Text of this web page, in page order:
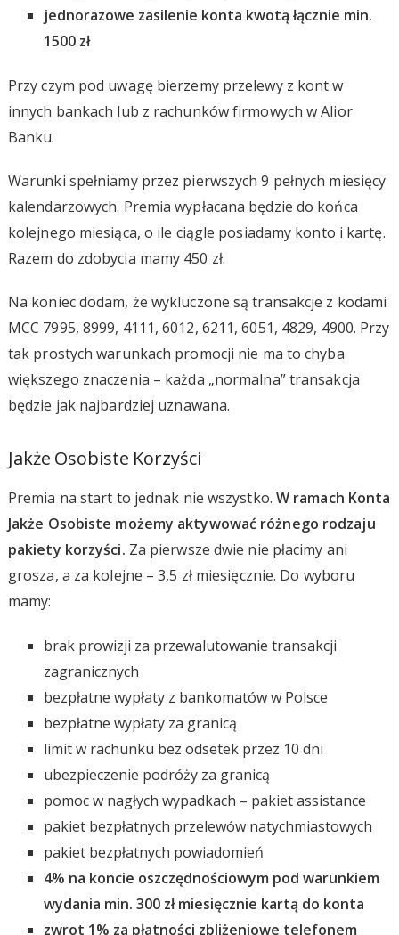
jednorazowe zasilenie konta kwotą łącznie min.
1500 zł
Przy czym pod uwagę bierzemy przelewy z kont w
innych bankach lub z rachunków firmowych w Alior
Banku.
Warunki spełniamy przez pierwszych 9 pełnych miesięcy
kalendarzowych. Premia wypłacana będzie do końca
kolejnego miesiąca, o ile ciągle posiadamy konto i kartę.
Razem do zdobycia mamy 450 zł.
Na koniec dodam, że wykluczone są transakcje z kodami
MCC 7995, 8999, 4111, 6012, 6211, 6051, 4829, 4900. Przy
tak prostych warunkach promocji nie ma to chyba
większego znaczenia – każda „normalna” transakcja
będzie jak najbardziej uznawana.
Jakże Osobiste Korzyści
Premia na start to jednak nie wszystko. W ramach Konta
Jakże Osobiste możemy aktywować różnego rodzaju
pakiety korzyści. Za pierwsze dwie nie płacimy ani
grosza, a za kolejne – 3,5 zł miesięcznie. Do wyboru
mamy:
brak prowizji za przewalutowanie transakcji
zagranicznych
bezpłatne wypłaty z bankomatów w Polsce
bezpłatne wypłaty za granicą
limit w rachunku bez odsetek przez 10 dni
ubezpieczenie podróży za granicą
pomoc w nagłych wypadkach – pakiet assistance
pakiet bezpłatnych przelewów natychmiastowych
pakiet bezpłatnych powiadomień
4% na koncie oszczędnościowym pod warunkiem
wydania min. 300 zł miesięcznie kartą do konta
zwrot 1% za płatności zbliżeniowe telefonem